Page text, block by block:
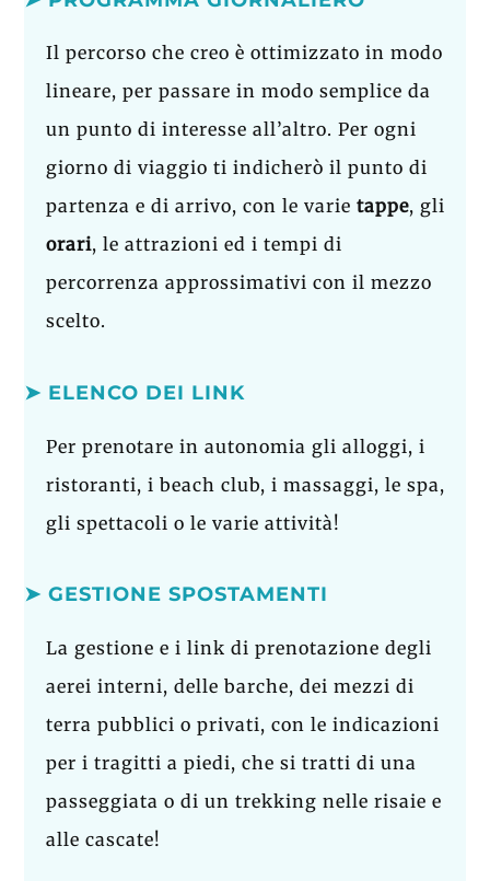
Il percorso che creo è ottimizzato in modo
lineare, per passare in modo semplice da
un punto di interesse all’altro. Per ogni
giorno di viaggio ti indicherò il punto di
partenza e di arrivo, con le varietappe, gli
orari, le attrazioni ed i tempi di
percorrenza approssimativi con il mezzo
scelto.
➤ ELENCO DEI LINK
Per prenotare in autonomia gli alloggi, i
ristoranti, i beach club, i massaggi, le spa,
gli spettacoli o le varie attività!
➤ GESTIONE SPOSTAMENTI
La gestione e i link di prenotazione degli
aerei interni, delle barche, dei mezzi di
terra pubblici o privati, con le indicazioni
per i tragitti a piedi, che si tratti di una
passeggiata o di un trekking nelle risaie e
alle cascate!